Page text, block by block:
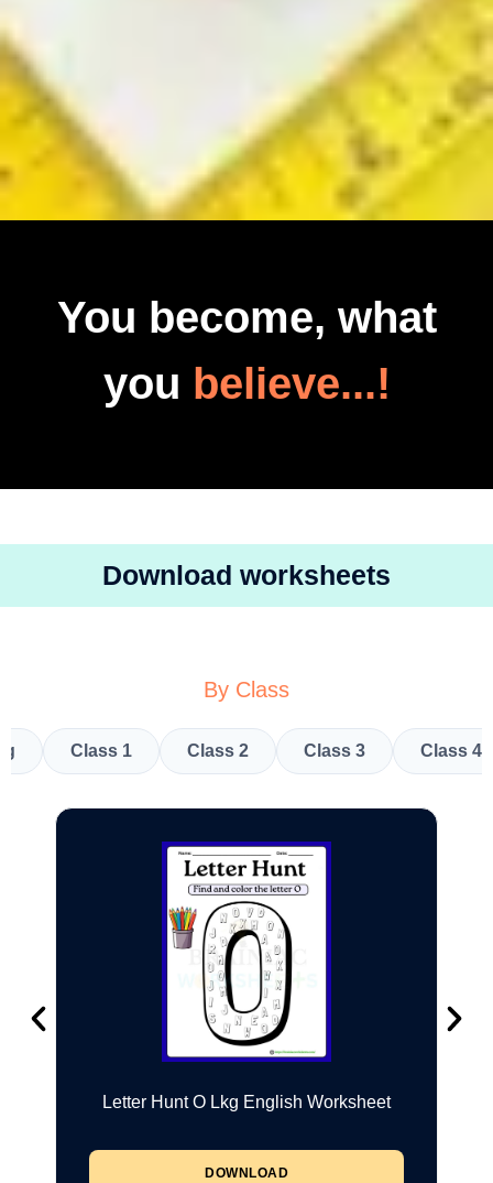
You become, what
you believe...!
Download worksheets
By Class
Class 1 Class 2 Class 3 Class 4
Letter Hunt O Lkg English Worksheet
DOWNLOAD